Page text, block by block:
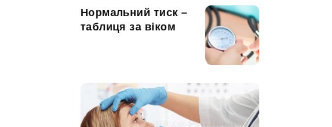
Нормальний тиск –
таблиця за віком